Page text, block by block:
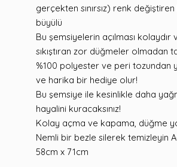
gerçekten sınırsız) renk
büyülü
Bu şemsiyelerin açılması kolaydır
sıkıştıran zor düğmeler olmadan
%100 polyester ve peri tozundan
ve harika bir hediye olur!
Bu şemsiye ile kesinlikle daha
hayalini kuracaksınız!
Kolay açma ve kapama, düğme
Nemli bir bezle silerek temizleyin
58cm x 71cm